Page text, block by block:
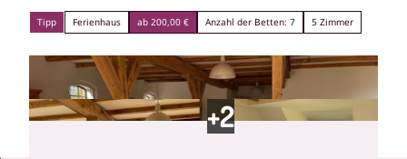
Tipp Ferienhaus ab 200,00 € Anzahl der Betten: 7 5 Zimmer